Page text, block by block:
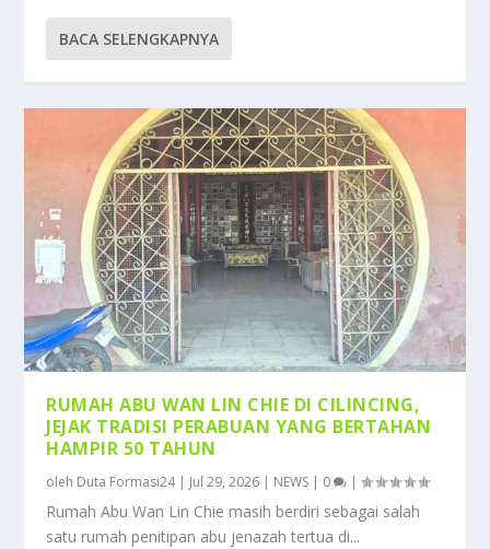
BACA SELENGKAPNYA
RUMAH ABU WAN LIN CHIE DI CILINCING,
JEJAK TRADISI PERABUAN YANG BERTAHAN
HAMPIR 50 TAHUN
oleh Duta Formasi24| Jul 29, 2026 | NEWS | 0 |
Rumah Abu Wan Lin Chie masih berdiri sebagai salah
satu rumah penitipan abu jenazah tertua di...